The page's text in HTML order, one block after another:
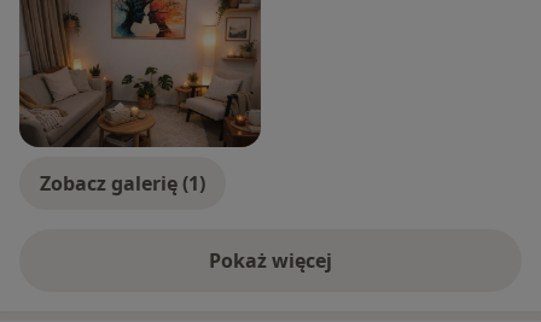
Zobacz galerię (1)
Pokaż więcejo doświadczeniu